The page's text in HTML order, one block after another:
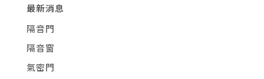
最新消息
隔音門
隔音窗
氣密門